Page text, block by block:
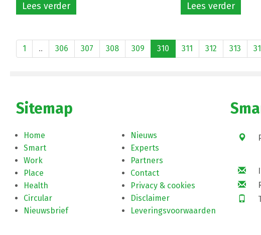
Lees verder Lees verder
1 .. 306 307 308 309 310 311 312 313
Sitemap
Home
Smart
Work
Place
Health
Circular
Nieuwsbrief
Nieuws
Experts
Partners
Contact
Privacy & cookies
Disclaimer
Leveringsvoorwaarden